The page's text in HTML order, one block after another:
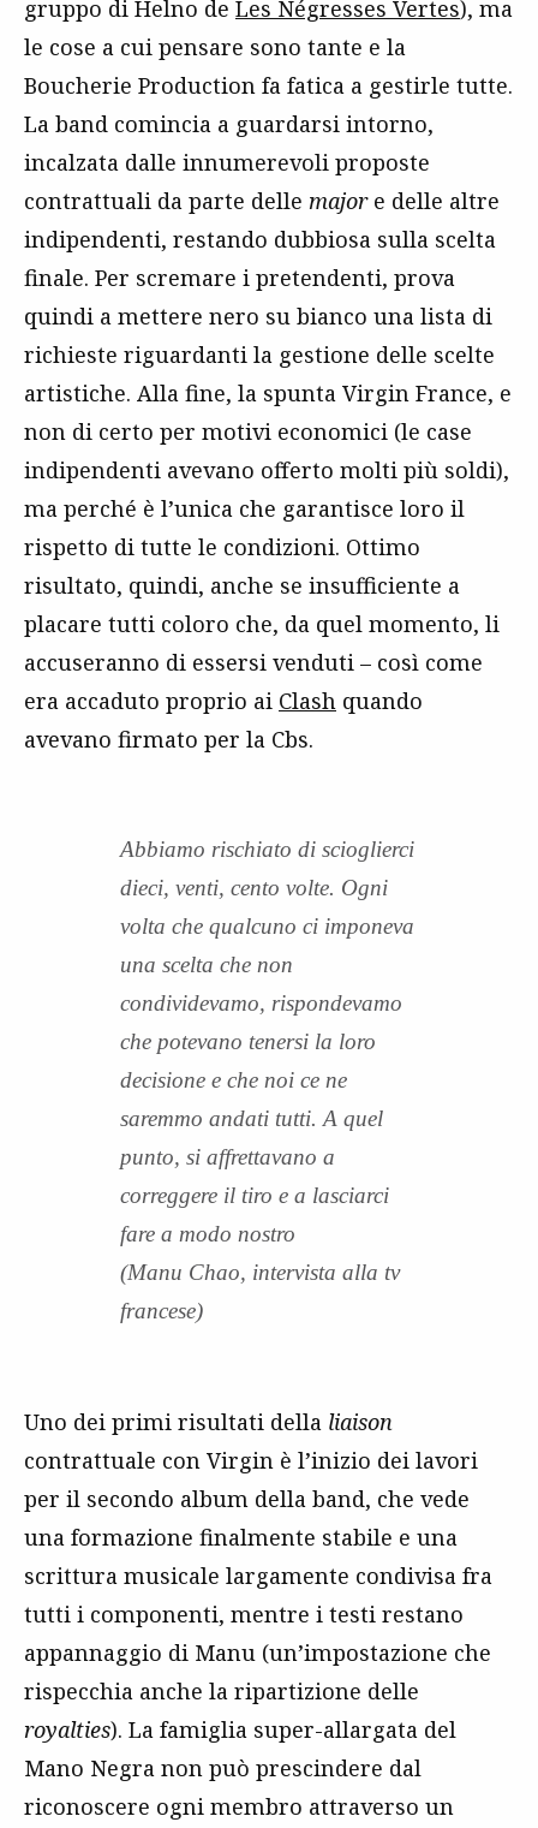
gruppo di Helno de Les Négresses Vertes), ma
le cose a cui pensare sono tante e la
Boucherie Production fa fatica a gestirle tutte.
La band comincia a guardarsi intorno,
incalzata dalle innumerevoli proposte
contrattuali da parte delle majore delle altre
indipendenti, restando dubbiosa sulla scelta
finale. Per scremare i pretendenti, prova
quindi a mettere nero su bianco una lista di
richieste riguardanti la gestione delle scelte
artistiche. Alla fine, la spunta Virgin France, e
non di certo per motivi economici (le case
indipendenti avevano offerto molti più soldi),
ma perché è l’unica che garantisce loro il
rispetto di tutte le condizioni. Ottimo
risultato, quindi, anche se insufficiente a
placare tutti coloro che, da quel momento, li
accuseranno di essersi venduti – così come
era accaduto proprio ai Clash quando
avevano firmato per la Cbs.
Abbiamo rischiato di scioglierci
dieci, venti, cento volte. Ogni
volta che qualcuno ci imponeva
una scelta che non
condividevamo, rispondevamo
che potevano tenersi la loro
decisione e che noi ce ne
saremmo andati tutti. A quel
punto, si affrettavano a
correggere il tiro e a lasciarci
fare a modo nostro
(Manu Chao, intervista alla tv
francese)
Uno dei primi risultati della liaison
contrattuale con Virgin è l’inizio dei lavori
per il secondo album della band, che vede
una formazione finalmente stabile e una
scrittura musicale largamente condivisa fra
tutti i componenti, mentre i testi restano
appannaggio di Manu (un’impostazione che
rispecchia anche la ripartizione delle
royalties). La famiglia super-allargata del
Mano Negra non può prescindere dal
riconoscere ogni membro attraverso un